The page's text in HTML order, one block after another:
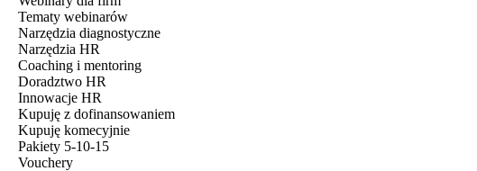
Tematy webinarów
Narzędzia diagnostyczne
Narzędzia HR
Coaching i mentoring
Doradztwo HR
Innowacje HR
Kupuję z dofinansowaniem
Kupuję komecyjnie
Pakiety 5-10-15
Vouchery